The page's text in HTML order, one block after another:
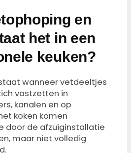
en
het in een
keuken?
wanneer vetdeeltjes
vastzetten in
kanalen en op
koken komen
door de afzuiginstallatie
maar niet volledig